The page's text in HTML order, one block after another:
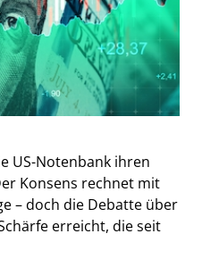
US-Notenbank ihren
Konsens rechnet mit
– doch die Debatte über
erreicht, die seit